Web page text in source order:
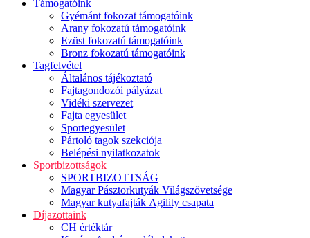
Támogatóink
Gyémánt fokozat támogatóink
Arany fokozatú támogatóink
Ezüst fokozatú támogatóink
Bronz fokozatú támogatóink
Tagfelvétel
Általános tájékoztató
Fajtagondozói pályázat
Vidéki szervezet
Fajta egyesület
Sportegyesület
Pártoló tagok szekciója
Belépési nyilatkozatok
Sportbizottságok
SPORTBIZOTTSÁG
Magyar Pásztorkutyák Világszövetsége
Magyar kutyafajták Agility csapata
Díjazottaink
CH értéktár